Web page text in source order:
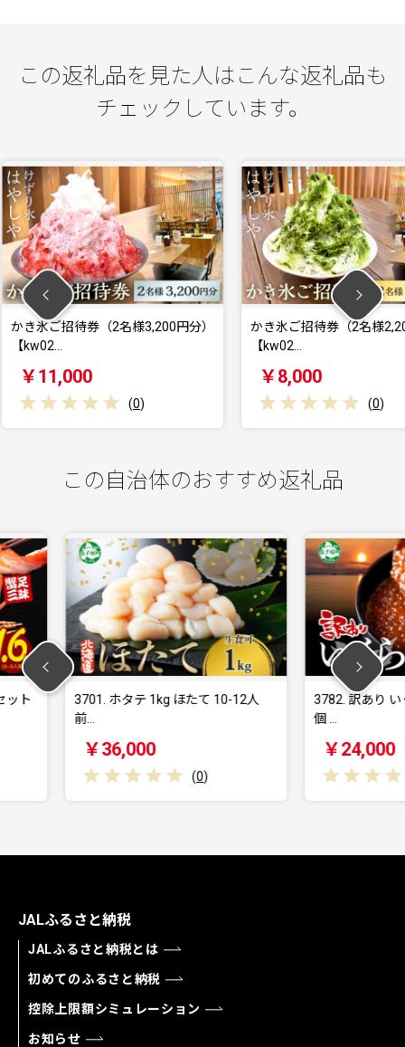
この返礼品を見た人はこんな返礼品も
チェックしています。
3,200円分）
かき氷ご招待券（2名様2,200円分）
創作懐
この自治体のおすすめ返礼品
たて 10-12人
3782. 訳あり いくら醤油漬け 70g 6
￥24,000
JALふるさと納税
JALふるさと納税とは
初めてのふるさと納税
控除上限額シミュレーション
お知らせ